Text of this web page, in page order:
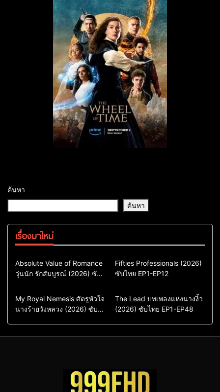
ค้นหา
ค้นหา
เรื่องมาใหม่
Comedy
Drama
ซีรี่ย์เกาหลี
ซีรี่ย์เกาหลีพากย์ไทย
Absolute Value of Romance
วุ่นนัก รักสัมบูรณ์ (2026) ซับ
Action & Adventure
Comedy
Drama
ซีรี่ย์เกาหลีซับไทย
Fifties Professionals (2026)
ซับไทย EP1-EP12
Comedy
Drama
Sci-Fi & Fantasy
My Royal Nemesis ศัตรูหัวใจ
นางร้ายวังหลวง (2026) ซับ
Drama
ซีรี่ย์จีน
ซีรี่ย์จีนซับไทย
The Lead บทเพลงแห่งนางงิ้ว
(2026) ซับไทย EP1-EP48